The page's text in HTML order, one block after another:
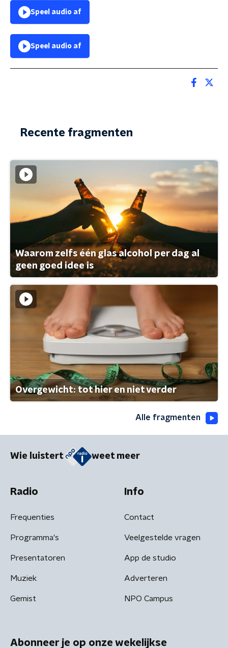
Speel audio af
Speel audio af
Recente fragmenten
Waarom zelfs één glas alcohol per dag al
geen goed idee is
Overgewicht: tot hier en niet verder
Alle fragmenten
Wie luistert weet meer
Radio
Frequenties
Programma's
Presentatoren
Muziek
Gemist
Info
Contact
Veelgestelde vragen
App de studio
Adverteren
NPO Campus
Abonneer je op onze wekelijkse